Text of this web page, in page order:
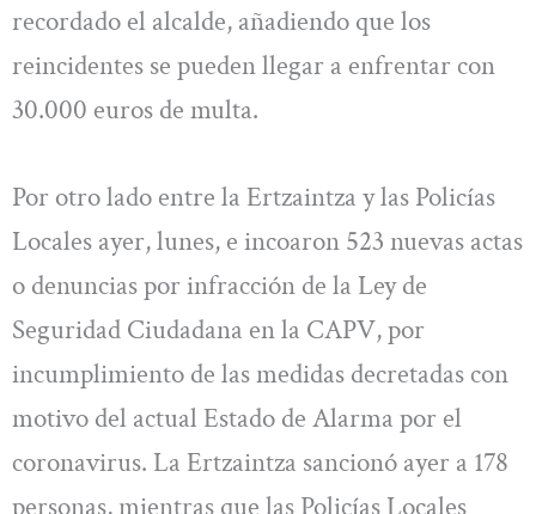
recordado el alcalde, añadiendo que los
reincidentes se pueden llegar a enfrentar con
30.000 euros de multa.
Por otro lado entre la Ertzaintza y las Policías
Locales ayer, lunes, e incoaron 523 nuevas actas
o denuncias por infracción de la Ley de
Seguridad Ciudadana en la CAPV, por
incumplimiento de las medidas decretadas con
motivo del actual Estado de Alarma por el
coronavirus. La Ertzaintza sancionó ayer a 178